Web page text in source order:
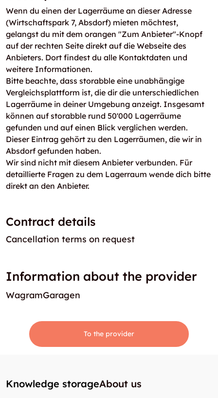
Wenn du einen der Lagerräume an dieser Adresse
(Wirtschaftspark 7, Absdorf) mieten möchtest,
gelangst du mit dem orangen "Zum Anbieter"-Knopf
auf der rechten Seite direkt auf die Webseite des
Anbieters. Dort findest du alle Kontaktdaten und
weitere Informationen.
Bitte beachte, dass storabble eine unabhängige
Vergleichsplattform ist, die dir die unterschiedlichen
Lagerräume in deiner Umgebung anzeigt. Insgesamt
können auf storabble rund 50'000 Lagerräume
gefunden und auf einen Blick verglichen werden.
Dieser Eintrag gehört zu den Lagerräumen, die wir in
Absdorf gefunden haben.
Wir sind nicht mit diesem Anbieter verbunden. Für
detaillierte Fragen zu dem Lagerraum wende dich bitte
direkt an den Anbieter.
Contract details
Cancellation terms on request
Information about the provider
WagramGaragen
To the provider
Knowledge storageAbout us